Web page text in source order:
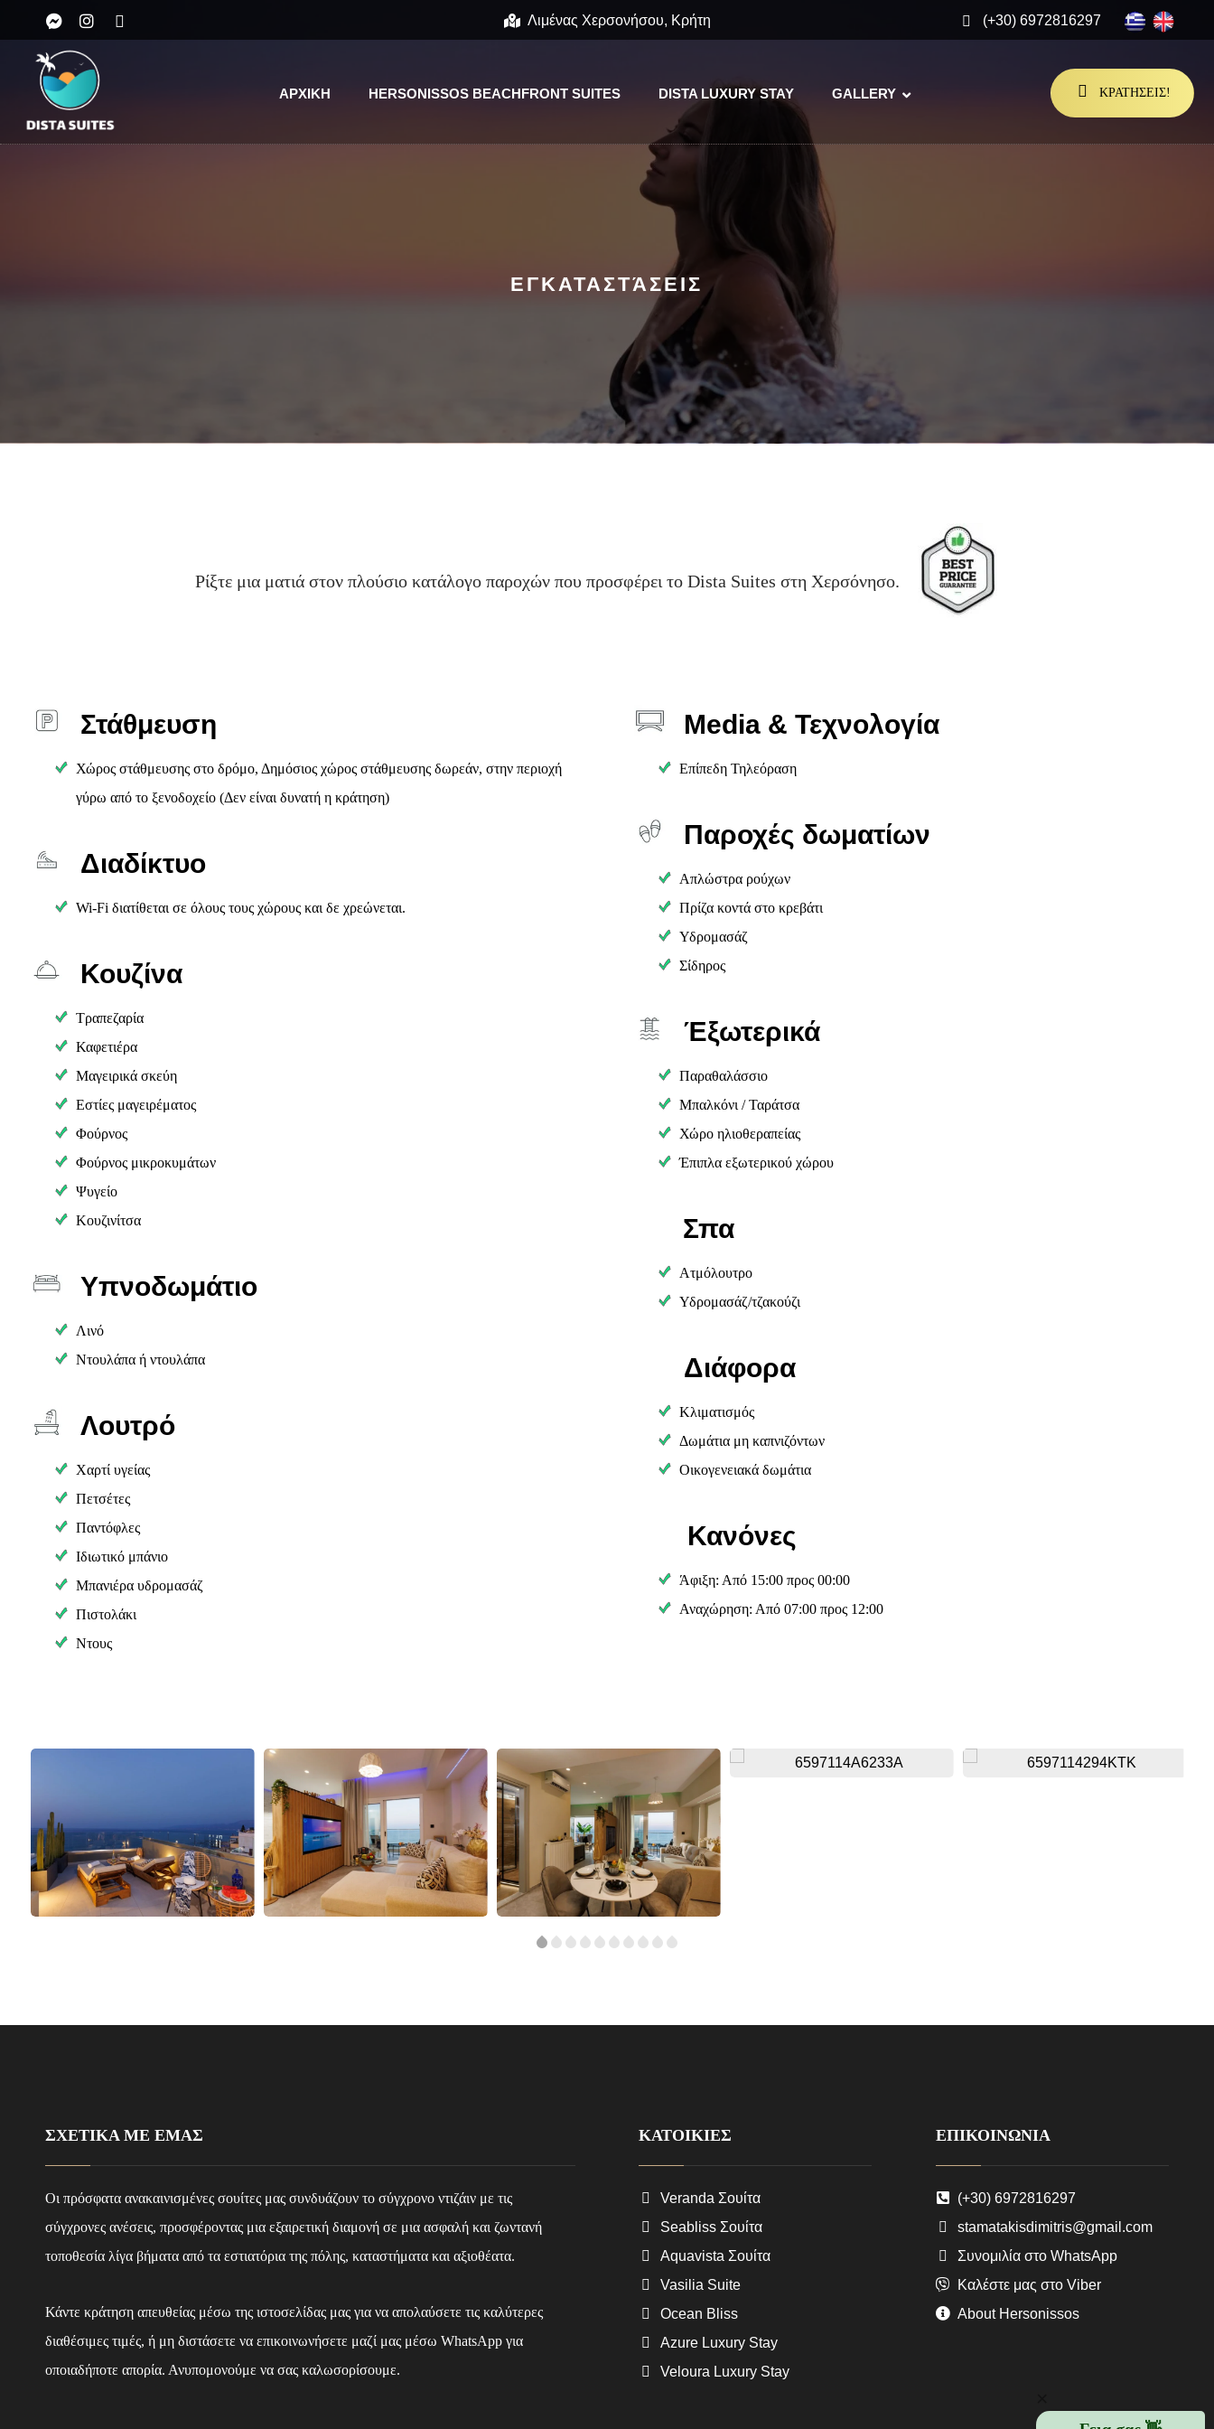
Λιμένας Χερσονήσου, Κρήτη (+30) 6972816297
ΑΡΧΙΚΗ HERSONISSOS BEACHFRONT SUITES DISTA LUXURY STAY GALLERY ΚΡΑΤΗΣΕΙΣ!
ΕΓΚΑΤΑΣΤΆΣΕΙΣ
Ρίξτε μια ματιά στον πλούσιο κατάλογο παροχών που προσφέρει το Dista Suites στη Χερσόνησο.
Στάθμευση
Χώρος στάθμευσης στο δρόμο, Δημόσιος χώρος στάθμευσης δωρεάν, στην περιοχή
γύρω από το ξενοδοχείο (Δεν είναι δυνατή η κράτηση)
Διαδίκτυο
Wi-Fi διατίθεται σε όλους τους χώρους και δε χρεώνεται.
Κουζίνα
Τραπεζαρία
Καφετιέρα
Μαγειρικά σκεύη
Εστίες μαγειρέματος
Φούρνος
Φούρνος μικροκυμάτων
Ψυγείο
Κουζινίτσα
Υπνοδωμάτιο
Λινό
Ντουλάπα ή ντουλάπα
Λουτρό
Χαρτί υγείας
Πετσέτες
Παντόφλες
Ιδιωτικό μπάνιο
Μπανιέρα υδρομασάζ
Πιστολάκι
Ντους
Media & Τεχνολογία
Επίπεδη Τηλεόραση
Παροχές δωματίων
Απλώστρα ρούχων
Πρίζα κοντά στο κρεβάτι
Υδρομασάζ
Σίδηρος
Έξωτερικά
Παραθαλάσσιο
Μπαλκόνι / Ταράτσα
Χώρο ηλιοθεραπείας
Έπιπλα εξωτερικού χώρου
Σπα
Ατμόλουτρο
Υδρομασάζ/τζακούζι
Διάφορα
Κλιματισμός
Δωμάτια μη καπνιζόντων
Οικογενειακά δωμάτια
Κανόνες
Άφιξη: Από 15:00 προς 00:00
Αναχώρηση: Από 07:00 προς 12:00
ΣΧΕΤΙΚΆ ΜΕ ΕΜΆΣ
Οι πρόσφατα ανακαινισμένες σουίτες μας συνδυάζουν το σύγχρονο ντιζάιν με τις
σύγχρονες ανέσεις, προσφέροντας μια εξαιρετική διαμονή σε μια ασφαλή και ζωντανή
τοποθεσία λίγα βήματα από τα εστιατόρια της πόλης, καταστήματα και αξιοθέατα.
Κάντε κράτηση απευθείας μέσω της ιστοσελίδας μας για να απολαύσετε τις καλύτερες
διαθέσιμες τιμές, ή μη διστάσετε να επικοινωνήσετε μαζί μας μέσω WhatsApp για
οποιαδήποτε απορία. Ανυπομονούμε να σας καλωσορίσουμε.
ΚΑΤΟΙΚΙΕΣ
Veranda Σουίτα
Seabliss Σουίτα
Aquavista Σουίτα
Vasilia Suite
Ocean Bliss
Azure Luxury Stay
Veloura Luxury Stay
ΕΠΙΚΟΙΝΩΝΙΑ
(+30) 6972816297
stamatakisdimitris@gmail.com
Συνομιλία στο WhatsApp
Καλέστε μας στο Viber
About Hersonissos